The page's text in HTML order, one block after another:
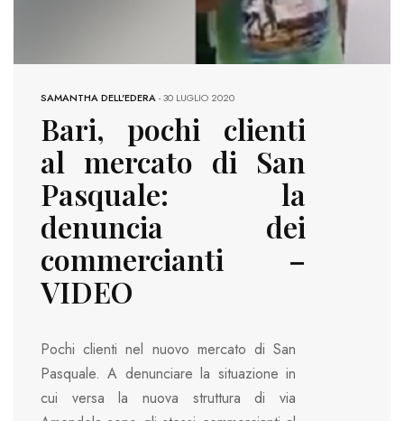
SAMANTHA DELL'EDERA-30 LUGLIO 2020
Bari, pochi clienti
al mercato di San
Pasquale: la
denuncia dei
commercianti –
VIDEO
Pochi clienti nel nuovo mercato di San
Pasquale. A denunciare la situazione in
cui versa la nuova struttura di via